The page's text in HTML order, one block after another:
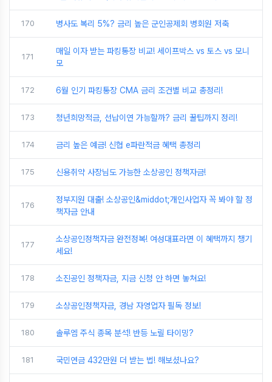
170 병사도 복리 5%? 금리 높은 군인공제회 병회원 저축
171
매일 이자 받는 파킹통장 비교! 세이프박스 vs 토스 vs 모니
모
172 6월 인기 파킹통장 CMA 금리 조건별 비교 총정리!
173 청년희망적금, 선납이연 가능할까? 금리 꿀팁까지 정리!
174 금리 높은 예금! 신협 e파란적금 혜택 총정리
175 신용취약 사장님도 가능한 소상공인 정책자금!
176
정부지원 대출! 소상공인&middot;개인사업자 꼭 봐야 할 정
책자금 안내
177
소상공인정책자금 완전정복! 여성대표라면 이 혜택까지 챙기
세요!
178 소진공인 정책자금, 지금 신청 안 하면 놓쳐요!
179 소상공인정책자금, 경남 자영업자 필독 정보!
180 솔루엠 주식 종목 분석! 반등 노릴 타이밍?
181 국민연금 432만원 더 받는 법! 해보셨나요?